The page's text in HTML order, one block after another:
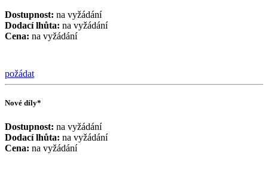
Dostupnost: na vyžádání
Dodací lhůta: na vyžádání
Cena: na vyžádání
požádat
Nové díly*
Dostupnost: na vyžádání
Dodací lhůta: na vyžádání
Cena: na vyžádání